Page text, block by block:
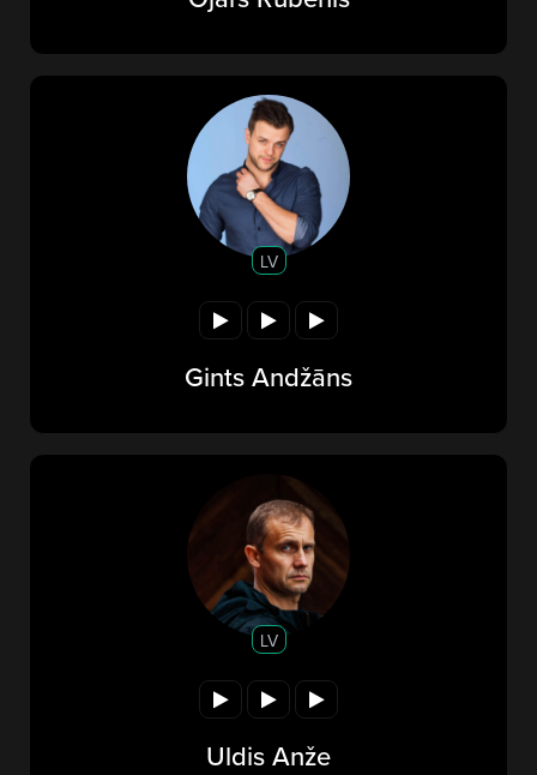
LV
Gints Andžāns
LV
Uldis Anže